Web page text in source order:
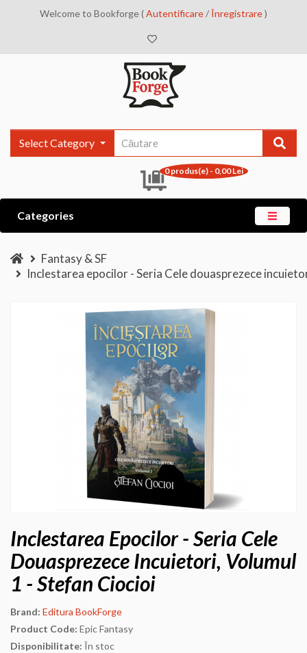
Welcome to Bookforge (Autentificare/Înregistrare)
Select Category
0 produs(e) - 0,00 Lei
Categories
Fantasy & SF
Inclestarea epocilor - Seria Cele douasprezece
Inclestarea Epocilor - Seria Cele
Douasprezece Incuietori, Volumul
1 - Stefan Ciocioi
Brand: Editura BookForge
Product Code: Epic Fantasy
Disponibilitate: În stoc